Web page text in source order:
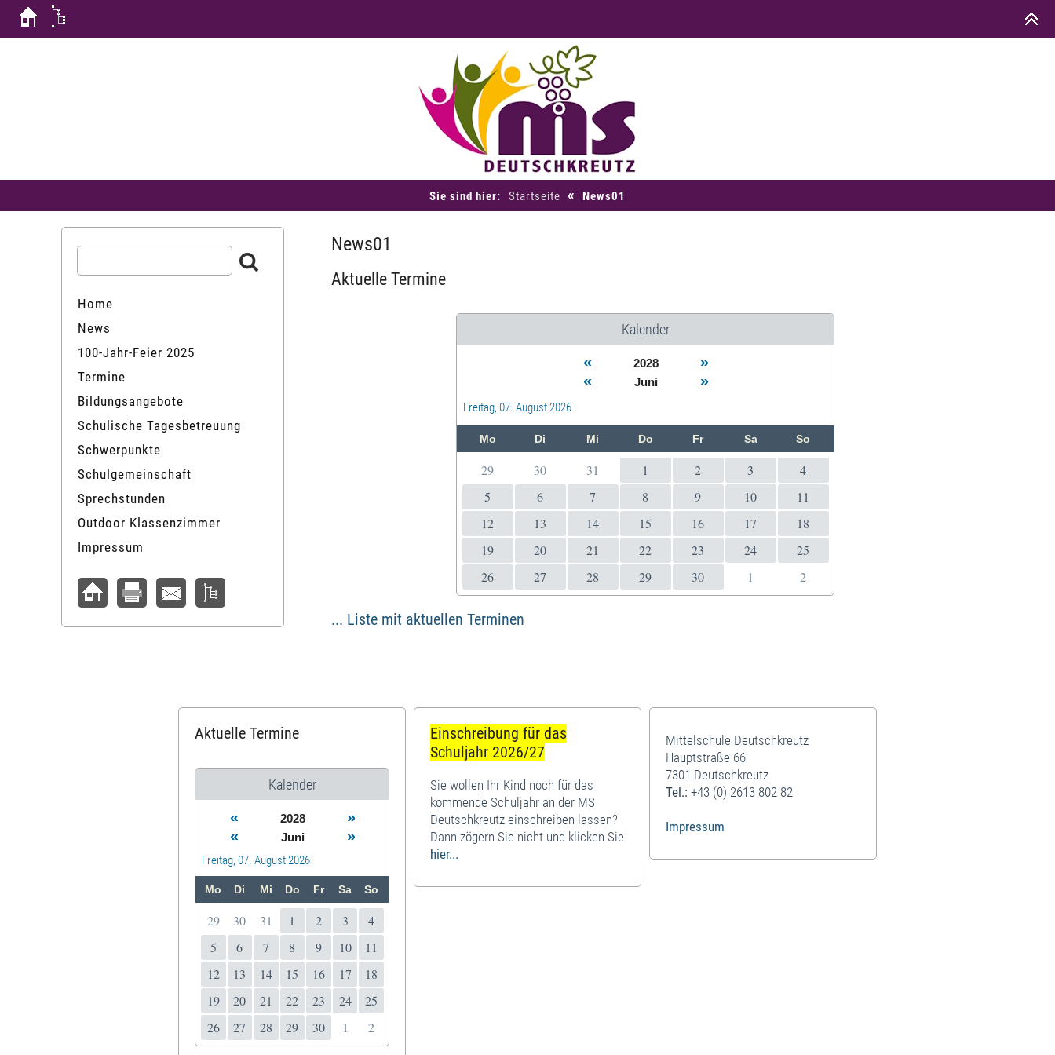
Sie sind hier: Startseite « News01
News01
Aktuelle Termine
Kalender
« 2028
»
«
Juni »
Freitag, 07. August 2026
Mo Di Mi Do Fr Sa So
29 30 31 1 2 3
4
5
6 7 8 9 10
11
12
13 14 15 16 17
18
19
20 21 22 23 24
25
26
27 28 29 30 1 2
... Liste mit aktuellen Terminen
Home
News
100-Jahr-Feier 2025
Termine
Bildungsangebote
Schulische Tagesbetreuung
Schwerpunkte
Schulgemeinschaft
Sprechstunden
Outdoor Klassenzimmer
Impressum
Aktuelle Termine
Kalender
« 2028
»
«
Juni »
Freitag, 07. August 2026
Mo Di Mi Do Fr Sa So
29 30 31 1 2 3
4
5
6 7 8 9 10
11
12
13 14 15 16 17
18
19
20 21 22 23 24
25
26
27 28 29 30 1 2
Einschreibung für das
Schuljahr 2026/27
Sie wollen Ihr Kind noch für das
kommende Schuljahr an der MS
Deutschkreutz einschreiben lassen?
Dann zögern Sie nicht und klicken Sie
hier...
Mittelschule Deutschkreutz
Hauptstraße 66
7301 Deutschkreutz
Tel.: +43 (0) 2613 802 82
Impressum